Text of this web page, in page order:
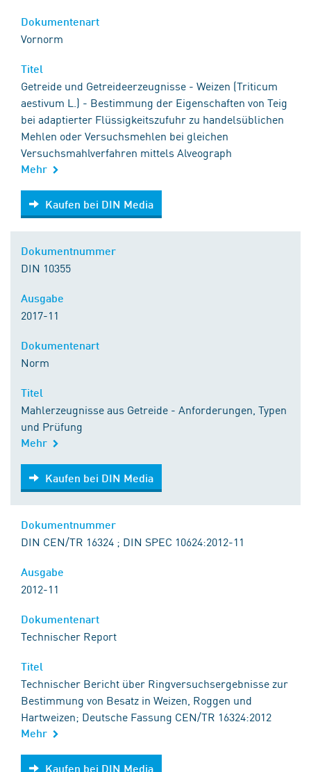
Vornorm
Getreide und Getreideerzeugnisse - Weizen (Triticum
aestivum L.) - Bestimmung der Eigenschaften von Teig
bei adaptierter Flüssigkeitszufuhr zu handelsüblichen
Mehlen oder Versuchsmehlen bei gleichen
Versuchsmahlverfahren mittels Alveograph
Mehr
Kaufen bei DIN Media
Kaufen bei DIN Media
DIN 10355
2017-11
Norm
Mahlerzeugnisse aus Getreide - Anforderungen, Typen
und Prüfung
Mehr
Kaufen bei DIN Media
Kaufen bei DIN Media
DIN CEN/TR 16324 ; DIN SPEC 10624:2012-11
2012-11
Technischer Report
Technischer Bericht über Ringversuchsergebnisse zur
Bestimmung von Besatz in Weizen, Roggen und
Hartweizen; Deutsche Fassung CEN/TR 16324:2012
Mehr
Kaufen bei DIN Media
Kaufen bei DIN Media